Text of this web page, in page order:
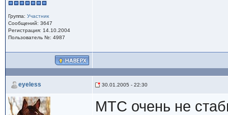
Группа: Участник
Сообщений: 3647
Регистрация: 14.10.2004
Пользователь №: 4987
eyeless 30.01.2005 - 22:30
МТС очень не